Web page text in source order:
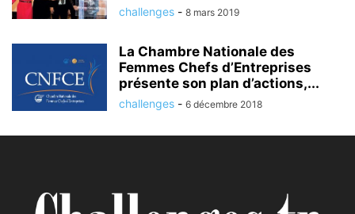
challenges - 8 mars 2019
La Chambre Nationale des
Femmes Chefs d’Entreprises
présente son plan d’actions,...
challenges - 6 décembre 2018